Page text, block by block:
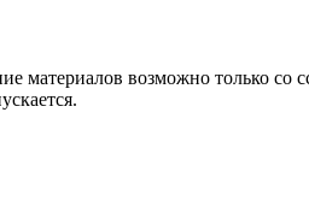
материалов возможно только со